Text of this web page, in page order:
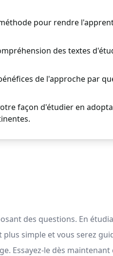
pour rendre
des textes
de l'approche par
façon d'étudier en
des questions. En
simple et vous serez
Essayez-le dès